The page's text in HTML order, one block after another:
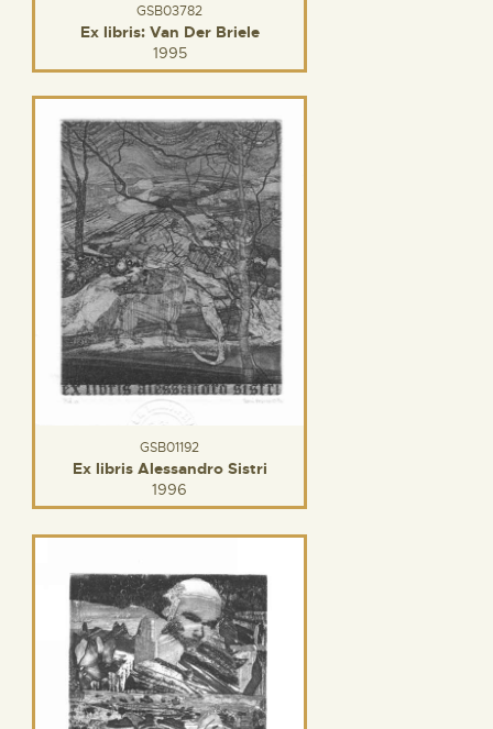
GSB03782
Ex libris: Van Der Briele
1995
GSB01192
Ex libris Alessandro Sistri
1996